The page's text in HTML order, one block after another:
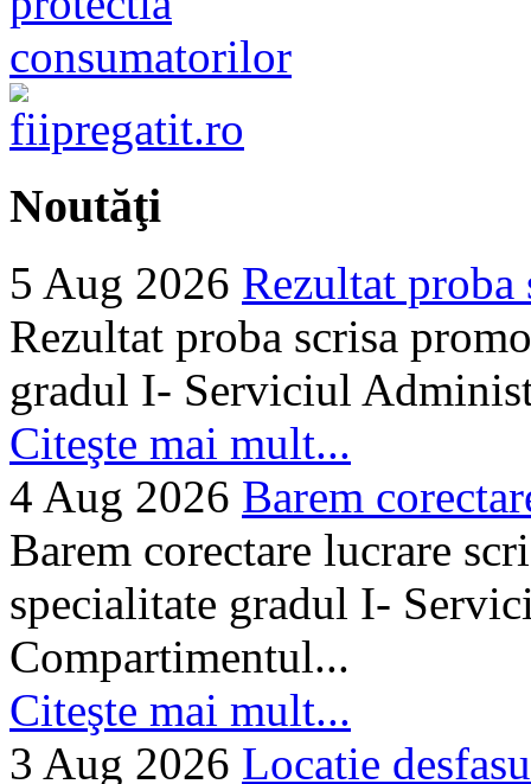
Noutăţi
5 Aug 2026 Rezultat proba
Rezultat proba scrisa
gradul I- Serviciul
Citeşte mai mult...
4 Aug 2026 Barem
Barem corectare lucrare
specialitate gradul I-
Compartimentul...
Citeşte mai mult...
3 Aug 2026 Locatie